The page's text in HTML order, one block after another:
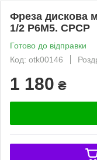
Фреза дискова
1/2 Р6М5. СРСР
Готово до відправки
Код: otk00146
1 180 ₴